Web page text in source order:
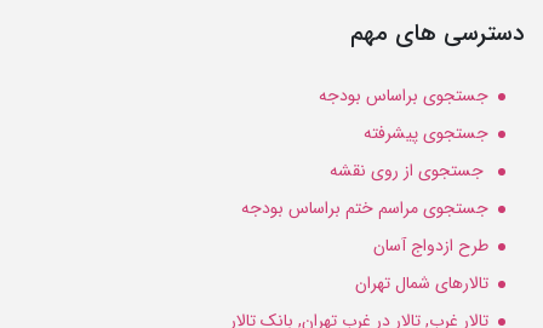
دسترسی های مهم
جستجوی براساس بودجه
جستجوی پیشرفته
جستجوی از روی نقشه
جستجوی مراسم ختم براساس بودجه
طرح ازدواج آسان
تالارهای شمال تهران
تالار غرب, تالار در غرب تهران, بانک تالار